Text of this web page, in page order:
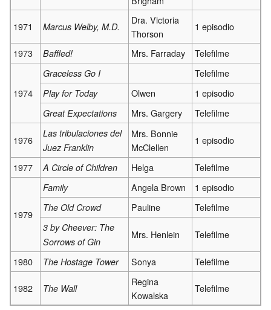
1971 Marcus Welby, M.D.
Dra. Victoria
Thorson
1 episodio
1973 Baffled! Mrs. Farraday Telefilme
1974
Graceless Go I Telefilme
Play for Today Olwen 1 episodio
Great Expectations Mrs. Gargery Telefilme
1976
Las tribulaciones del
Juez Franklin
Mrs. Bonnie
McClellen
1 episodio
1977 A Circle of Children Helga Telefilme
1979
Family Angela Brown 1 episodio
The Old Crowd Pauline Telefilme
3 by Cheever: The
Sorrows of Gin
Mrs. Henlein Telefilme
1980 The Hostage Tower Sonya Telefilme
1982 The Wall
Regina
Kowalska
Telefilme